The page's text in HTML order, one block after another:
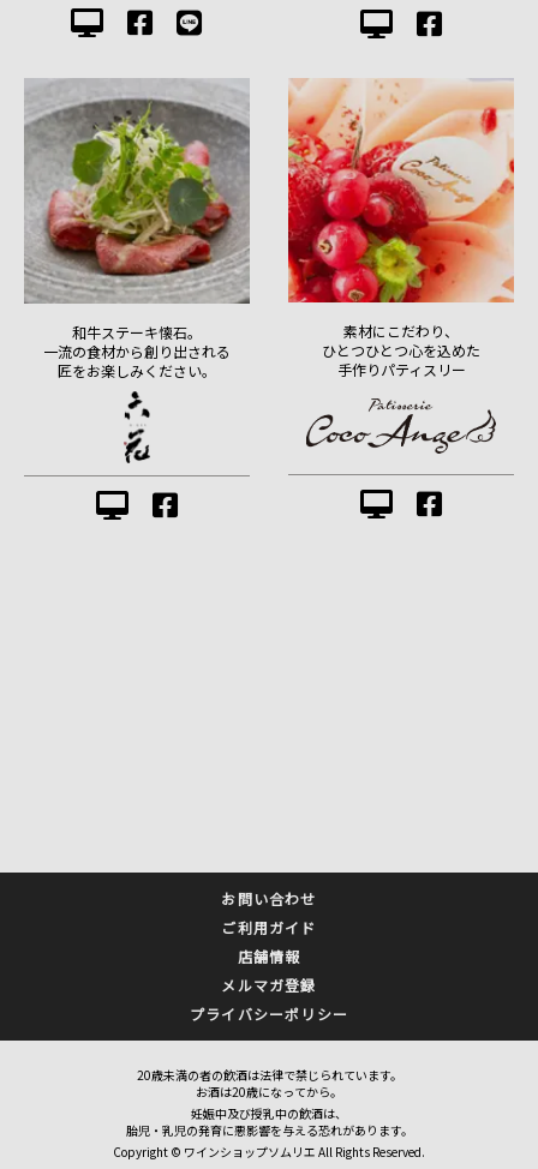
和牛ステーキ懐石。
一流の食材から創り出される
匠をお楽しみください。
素材にこだわり、
ひとつひとつ心を込めた
手作りパティスリー
お問い合わせ
ご利用ガイド
店舗情報
メルマガ登録
プライバシーポリシー
20歳未満の者の飲酒は法律で禁じられています。
お酒は20歳になってから。
妊娠中及び授乳中の飲酒は、
胎児・乳児の発育に悪影響を与える恐れがあります。
Copyright © ワインショップソムリエ All Rights Reserved.